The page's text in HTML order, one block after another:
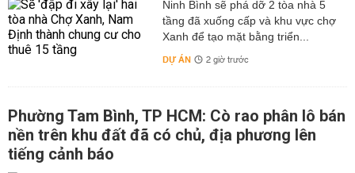
Ninh Bình sẽ phá dỡ 2 tòa nhà 5
tầng đã xuống cấp và khu vực chợ
Xanh để tạo mặt bằng triển...
DỰ ÁN 2 giờ trước
Phường Tam Bình, TP HCM: Cò rao phân lô bán
nền trên khu đất đã có chủ, địa phương lên
tiếng cảnh báo